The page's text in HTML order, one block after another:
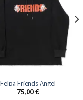
Felpa Friends Angel
75,00€